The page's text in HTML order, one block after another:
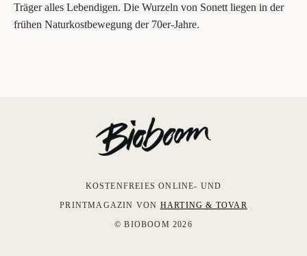
Trä­ger alles Leben­di­gen. Die Wur­zeln von Sonett lie­gen in der
frü­hen Natur­kost­be­we­gung der 70er-Jahre.
KOSTENFREIES ONLINE- UND
PRINTMAGAZIN VON HARTING & TOVAR
© BIOBOOM 2026